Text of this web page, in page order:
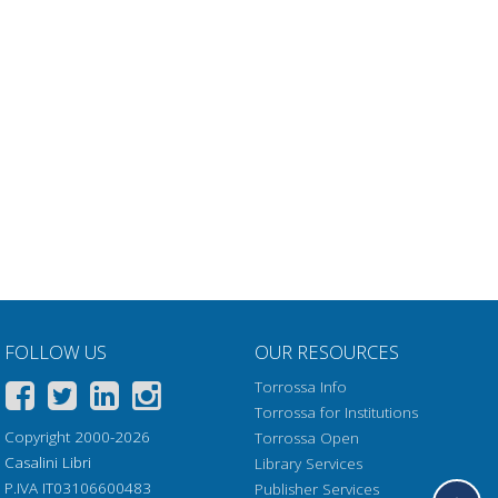
FOLLOW US
Copyright 2000-2026
Casalini Libri
P.IVA IT03106600483
OUR RESOURCES
Torrossa Info
Torrossa for Institutions
Torrossa Open
Library Services
Publisher Services